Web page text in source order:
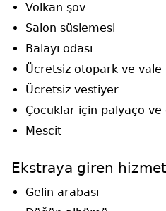
Volkan şov
Salon süslemesi
Balayı odası
Ücretsiz otopark ve vale
Ücretsiz vestiyer
Çocuklar için palyaço ve
Mescit
Ekstraya giren
Gelin arabası